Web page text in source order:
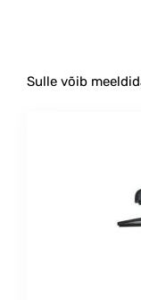
Sulle võib